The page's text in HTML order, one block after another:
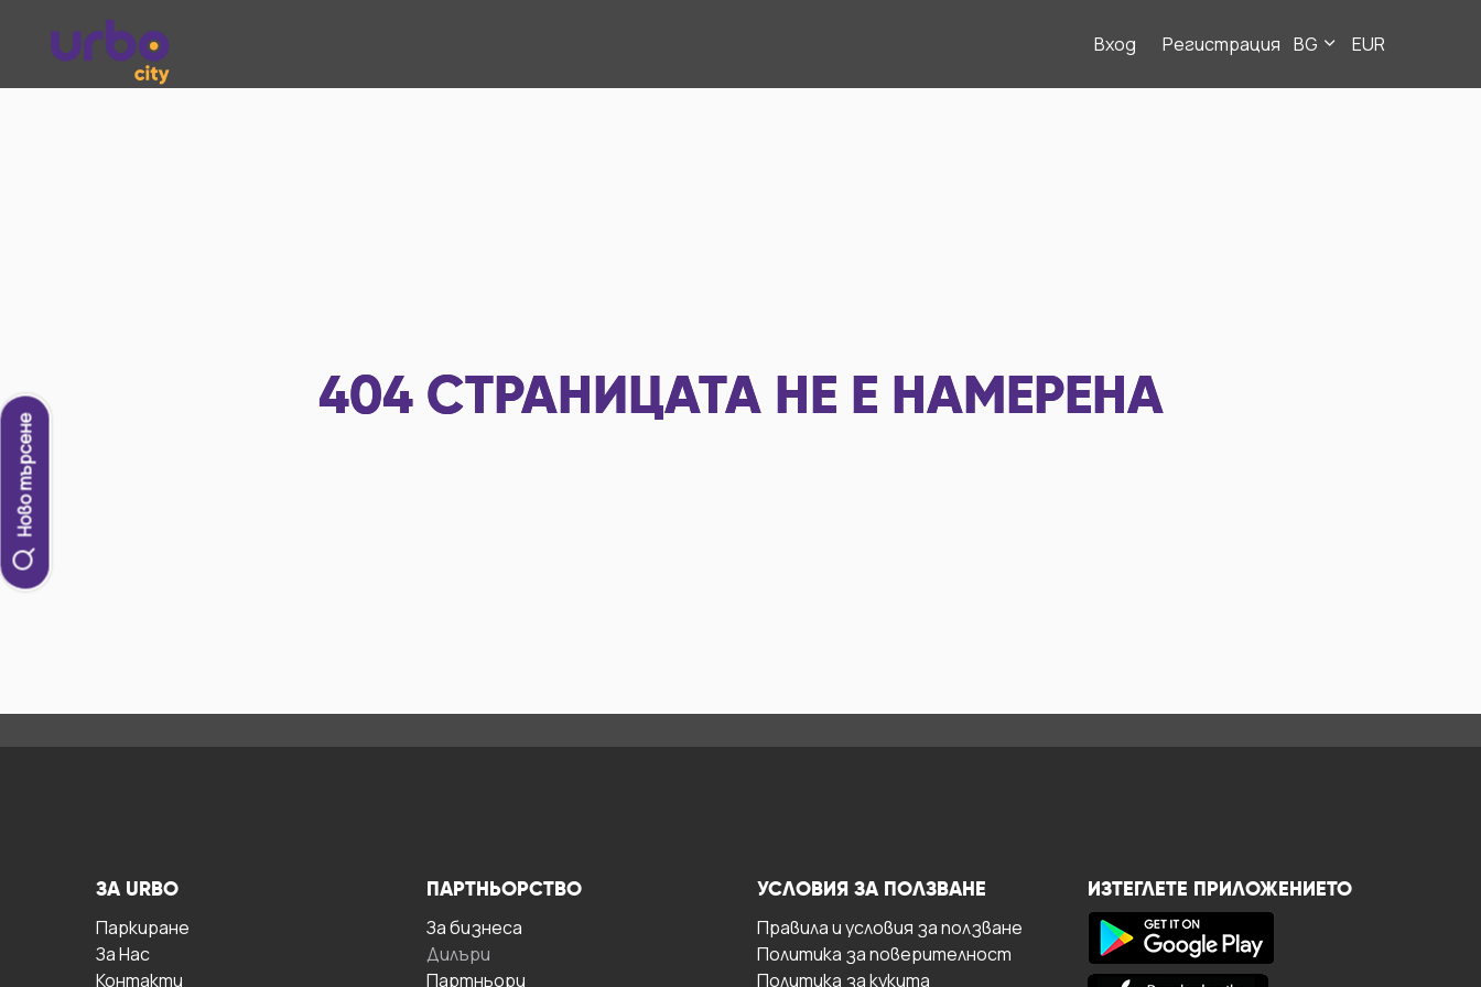
Вход Регистрация BG EUR
Ново търсене
404 СТРАНИЦАТА НЕ Е НАМЕРЕНА
ЗА URBO
Паркиране
За Hас
Контакти
ПАРТНЬОРСТВО
За бизнесa
Дилъри
Партньори
УСЛОВИЯ ЗА ПОЛЗВАНЕ
Правила и условия за ползване
Политика за поверителност
Политика за кукита
ИЗТЕГЛЕТЕ ПРИЛОЖЕНИЕТО